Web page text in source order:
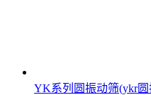
YK系列圆振动筛(ykr